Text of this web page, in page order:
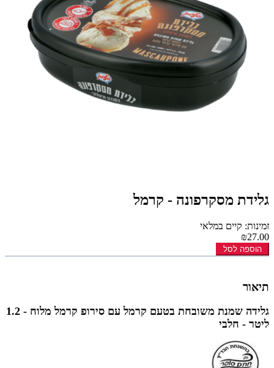
גלידת מסקרפונה - קרמל
זמינות: קיים במלאי
₪27.00
הוספה לסל
תיאור
גלידה שמנת משובחת בטעם קרמל עם סירופ קרמל מלוח - 1.2
ליטר - חלבי